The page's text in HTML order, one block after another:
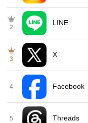
2
LINE
3
X
4 Facebook
5 Threads